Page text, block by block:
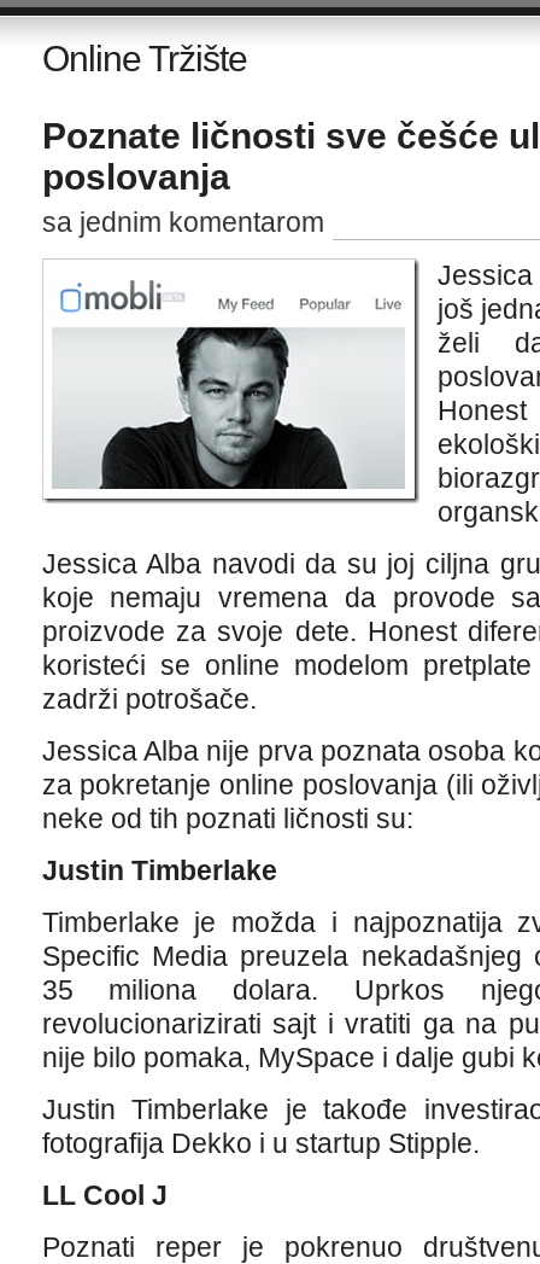
Online Tržište
Poznate ličnosti sve češće
poslovanja
sa jednim komentarom
još
želi
Jessica Alba navodi da su joj ciljna
koje nemaju vremena da provode
proizvode za svoje dete. Honest
koristeći se online modelom
zadrži potrošače.
Jessica Alba nije prva poznata osoba
za pokretanje online poslovanja (ili
neke od tih poznati ličnosti su:
Justin Timberlake
Timberlake je možda i najpoznatija
Specific Media preuzela
35 miliona dolara. Uprkos
revolucionarizirati sajt i vratiti ga na
nije bilo pomaka, MySpace i dalje gubi
Justin Timberlake je takođe
fotografija Dekko i u startup Stipple.
LL Cool J
Poznati reper je pokrenuo